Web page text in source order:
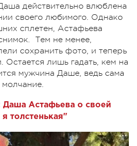
действительно влюблена
своего любимого. Однако
сплетен, Астафьева
Тем не менее,
сохранить фото, и теперь
Остается лишь гадать, кем на
мужчина Даше, ведь сама
молчание.
Даша Астафьева о своей
толстенькая"